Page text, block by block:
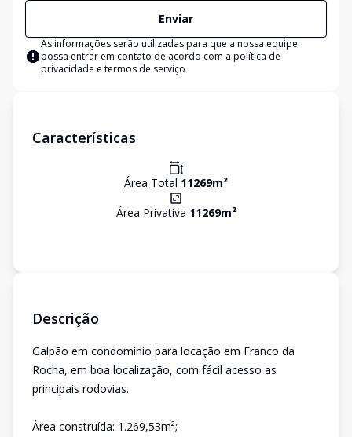
Enviar
As informações serão utilizadas para que a nossa equipe
possa entrar em contato de acordo com a política de
privacidade e termos de serviço
Características
Área Total 11269m²
Área Privativa 11269m²
Descrição
Galpão em condomínio para locação em Franco da
Rocha, em boa localização, com fácil acesso as
principais rodovias.
Área construída: 1.269,53m²;